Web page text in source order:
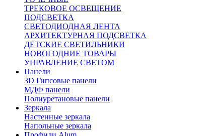
ТРЕКОВОЕ ОСВЕЩЕНИЕ
ПОДСВЕТКА
СВЕТОДИОДНАЯ ЛЕНТА
АРХИТЕКТУРНАЯ ПОДСВЕТКА
ДЕТСКИЕ СВЕТИЛЬНИКИ
НОВОГОДНИЕ ТОВАРЫ
УПРАВЛЕНИЕ СВЕТОМ
Панели
3D Гипсовые панели
МДФ панели
Полиуретановые панели
Зеркала
Настенные зеркала
Напольные зеркала